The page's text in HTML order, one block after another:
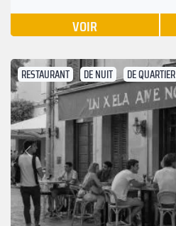
VOIR
RESTAURANT DE NUIT DE QUARTIER
Précédent